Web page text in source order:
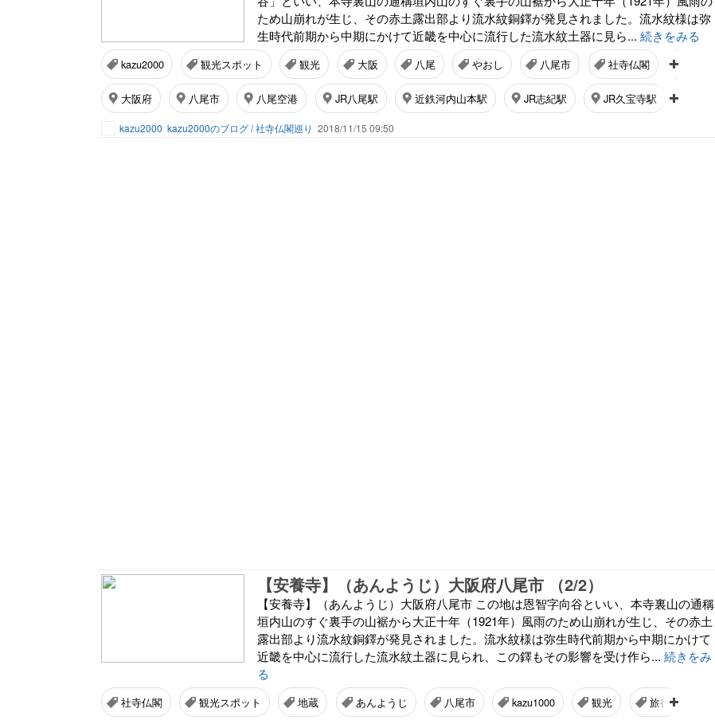
ため山崩れが生じ、その赤土露出部より流水紋銅鐸が発見されました。流水紋様は弥
生時代前期から中期にかけて近畿を中心に流行した流水紋土器に見ら... 続きをみる
kazu2000 観光スポット 観光 大阪 八尾 やおし 八尾市 社寺仏閣
大阪府 八尾市 八尾空港 JR八尾駅 近鉄河内山本駅 JR志紀駅 JR久宝寺駅
kazu2000 kazu2000のブログ / 社寺仏閣巡り 2018/11/15 09:50
【安養寺】（あんようじ）大阪府八尾市 （2/2）
【安養寺】（あんようじ）大阪府八尾市 この地は恩智字向谷といい、本寺裏山の通稱
垣内山のすぐ裏手の山裾から大正十年（1921年）風雨のため山崩れが生じ、その赤土
露出部より流水紋銅鐸が発見されました。流水紋様は弥生時代前期から中期にかけて
近畿を中心に流行した流水紋土器に見られ、この鐸もその影響を受け作ら... 続きをみ
る
社寺仏閣 観光スポット 地蔵 あんようじ 八尾市 kazu1000 観光 旅行